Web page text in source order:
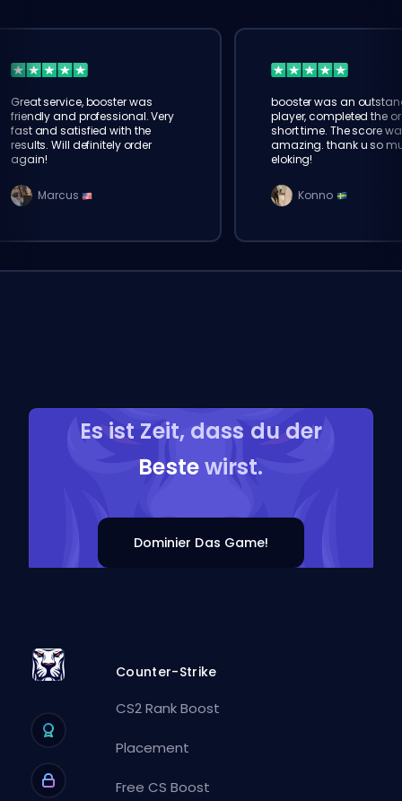
Great service, booster was
friendly and professional. Very
fast and satisfied with the
results. Will definitely order
again!
Marcus
booster was an
player, completed the
short time. The score
amazing. thank u so
eloking!
Konno
Es ist Zeit, dass du der
Bestewirst.
Dominier Das Game!
Counter-Strike
CS2 Rank Boost
Placement
Free CS Boost